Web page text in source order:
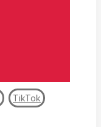
TikTok